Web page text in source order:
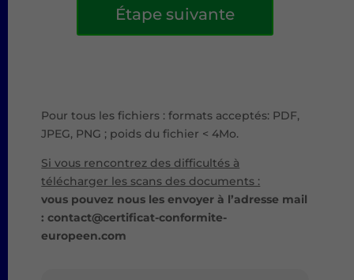
Étape suivante
t
a
:
Pour tous les fichiers : formats acceptés: PDF,
JPEG, PNG ; poids du fichier < 4Mo.
Si vous rencontrez des difficultés à
télécharger les scans des documents :
vous pouvez nous les envoyer à l’adresse mail
: contact@certificat-conformite-
europeen.com